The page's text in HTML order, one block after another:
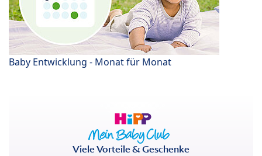
Baby Entwicklung - Monat für Monat
Viele Vorteile & Geschenke